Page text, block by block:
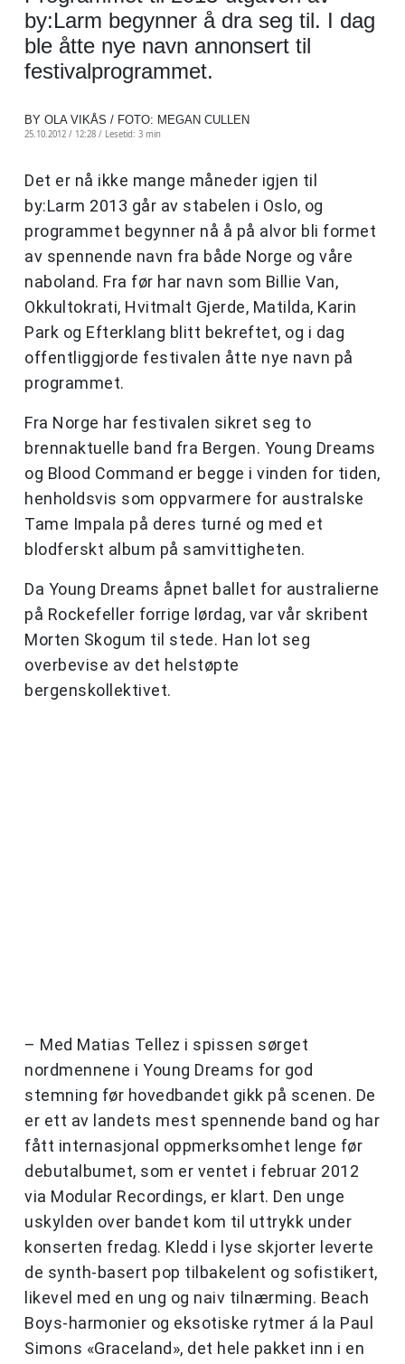
by:Larm begynner å dra seg til. I dag
ble åtte nye navn annonsert til
festivalprogrammet.
BY OLA VIKÅS / FOTO: MEGAN CULLEN
25.10.2012 / 12:28 / Lesetid: 3 min
Det er nå ikke mange måneder igjen til
by:Larm 2013 går av stabelen i Oslo, og
programmet begynner nå å på alvor bli formet
av spennende navn fra både Norge og våre
naboland. Fra før har navn som Billie Van,
Okkultokrati, Hvitmalt Gjerde, Matilda, Karin
Park og Efterklang blitt bekreftet, og i dag
offentliggjorde festivalen åtte nye navn på
programmet.
Fra Norge har festivalen sikret seg to
brennaktuelle band fra Bergen. Young Dreams
og Blood Command er begge i vinden for tiden,
henholdsvis som oppvarmere for australske
Tame Impala på deres turné og med et
blodferskt album på samvittigheten.
Da Young Dreams åpnet ballet for australierne
på Rockefeller forrige lørdag, var vår skribent
Morten Skogum til stede. Han lot seg
overbevise av det helstøpte
bergenskollektivet.
– Med Matias Tellez i spissen sørget
nordmennene i Young Dreams for god
stemning før hovedbandet gikk på scenen. De
er ett av landets mest spennende band og har
fått internasjonal oppmerksomhet lenge før
debutalbumet, som er ventet i februar 2012
via Modular Recordings, er klart. Den unge
uskylden over bandet kom til uttrykk under
konserten fredag. Kledd i lyse skjorter leverte
de synth-basert pop tilbakelent og sofistikert,
likevel med en ung og naiv tilnærming. Beach
Boys-harmonier og eksotiske rytmer á la Paul
Simons «Graceland», det hele pakket inn i en